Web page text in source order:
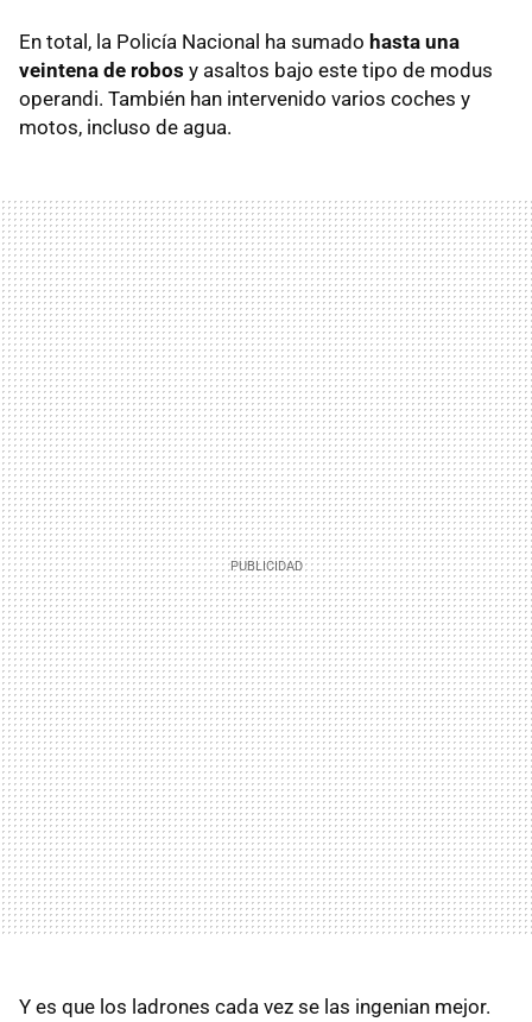
En total, la Policía Nacional ha sumado hasta una
veintena de robos y asaltos bajo este tipo de modus
operandi. También han intervenido varios coches y
motos, incluso de agua.
Y es que los ladrones cada vez se las ingenian mejor.